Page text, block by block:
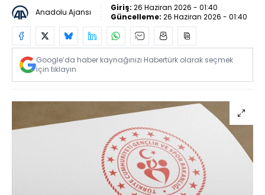
Anadolu Ajansı Giriş: 26 Haziran 2026 - 01:40
Güncelleme: 26 Haziran 2026 - 01:40
Google’da haber kaynağınızı Habertürk olarak seçmek
için tıklayın